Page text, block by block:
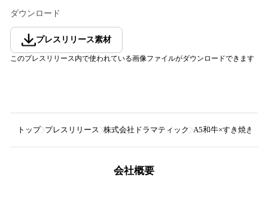
ダウンロード
プレスリリース素材
このプレスリリース内で使われている画像ファイルがダウンロードできます
トップ プレスリリース 株式会社ドラマティック A5和牛×すき焼き×
会社概要